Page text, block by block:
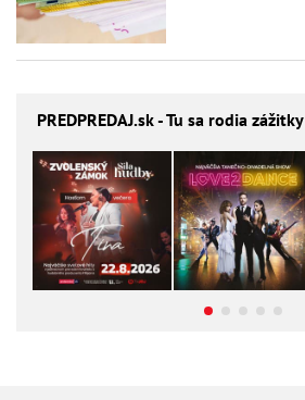
PREDPREDAJ.sk - Tu sa rodia zážitky